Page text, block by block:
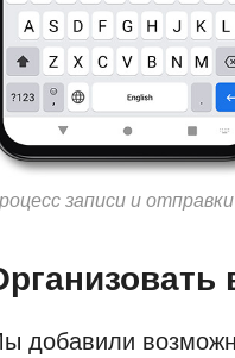
записи и
добавили